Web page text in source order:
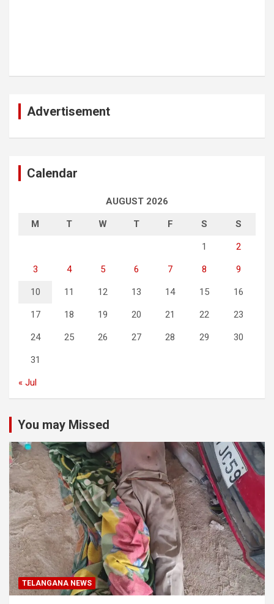
Advertisement
Calendar
AUGUST 2026
M T W T F S S
1 2
3 4 5 6 7 8 9
10 11 12 13 14 15 16
17 18 19 20 21 22 23
24 25 26 27 28 29 30
31
« Jul
You may Missed
TELANGANA NEWS